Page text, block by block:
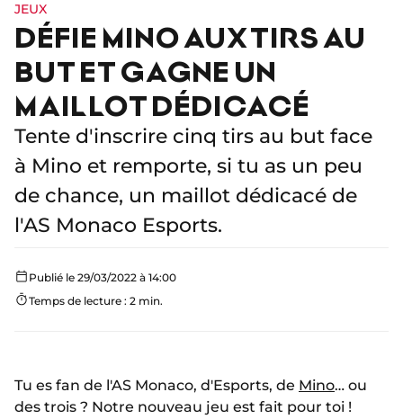
JEUX
DÉFIE MINO AUX TIRS AU
BUT ET GAGNE UN
MAILLOT DÉDICACÉ
Tente d'inscrire cinq tirs au but face
à Mino et remporte, si tu as un peu
de chance, un maillot dédicacé de
l'AS Monaco Esports.
Publié le 29/03/2022 à 14:00
Temps de lecture : 2 min.
Tu es fan de l'AS Monaco, d'Esports, de Mino… ou
des trois ? Notre nouveau jeu est fait pour toi !